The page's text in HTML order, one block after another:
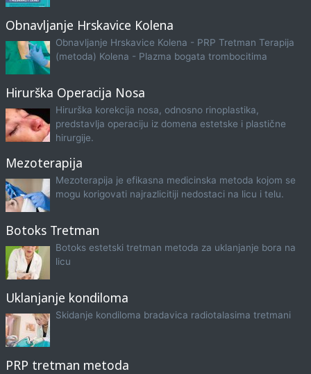
Obnavljanje Hrskavice Kolena
Obnavljanje Hrskavice Kolena - PRP Tretman Terapija
(metoda) Kolena - Plazma bogata trombocitima
Hirurška Operacija Nosa
Hirurška korekcija nosa, odnosno rinoplastika,
predstavlja operaciju iz domena estetske i plastične
hirurgije.
Mezoterapija
Mezoterapija je efikasna medicinska metoda kojom se
mogu korigovati najrazlicitiji nedostaci na licu i telu.
Botoks Tretman
Botoks estetski tretman metoda za uklanjanje bora na
licu
Uklanjanje kondiloma
Skidanje kondiloma bradavica radiotalasima tretmani
PRP tretman metoda